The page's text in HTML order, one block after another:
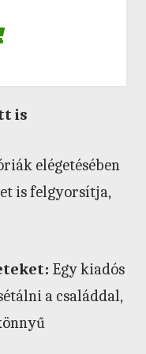
is
elégetésében
is felgyorsítja,
Egy kiadós
a családdal,